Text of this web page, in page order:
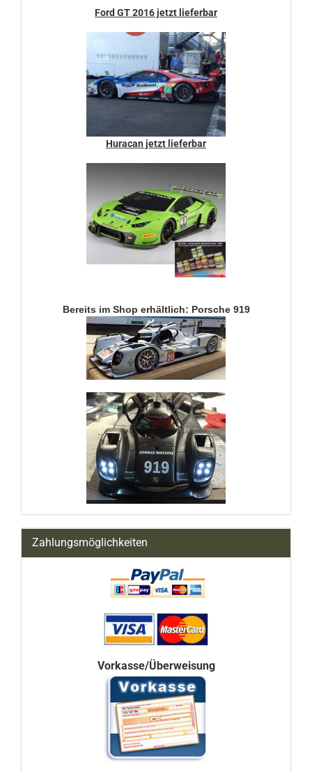
Ford GT 2016 jetzt lieferbar
Huracan jetzt lieferbar
Bereits im Shop erhältlich: Porsche 919
Zahlungsmöglichkeiten
Vorkasse/Überweisung